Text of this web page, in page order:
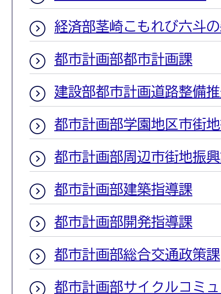
経済部茎崎こもれび六斗
都市計画部都市計画課
建設部都市計画道路整備
都市計画部学園地区市街
都市計画部周辺市街地振
都市計画部建築指導課
都市計画部開発指導課
都市計画部総合交通政策課
都市計画部サイクルコミ